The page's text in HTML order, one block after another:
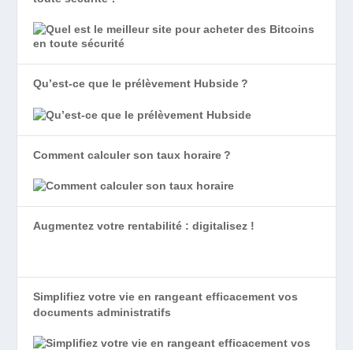
Qu’est-ce que le prélèvement Hubside ?
Comment calculer son taux horaire ?
Augmentez votre rentabilité : digitalisez !
Simplifiez votre vie en rangeant efficacement vos
documents administratifs